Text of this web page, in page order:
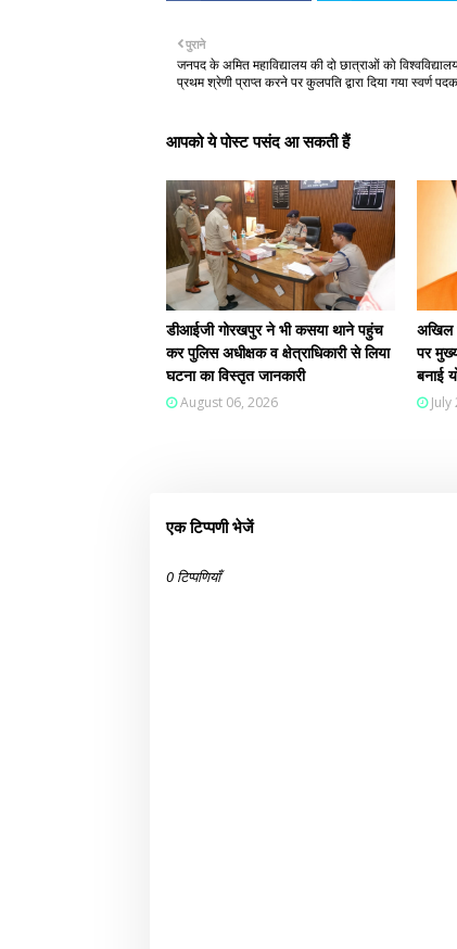
पुराने
जनपद के अमित महाविद्यालय की दो छात्राओं को
प्रथम श्रेणी प्राप्त करने पर कुलपति द्वारा दिया गया स्वर्ण पदक
आपको ये पोस्ट पसंद आ सकती हैं
डीआईजी गोरखपुर ने भी कसया थाने पहुंच
कर पुलिस अधीक्षक व क्षेत्राधिकारी से लिया
घटना का विस्तृत जानकारी
August 06, 2026
अखिल
पर
बनाई
एक टिप्पणी भेजें
0 टिप्पणियाँ